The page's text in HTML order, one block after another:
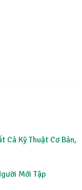
Cả Kỹ Thuật Cơ Bản,
Mới Tập